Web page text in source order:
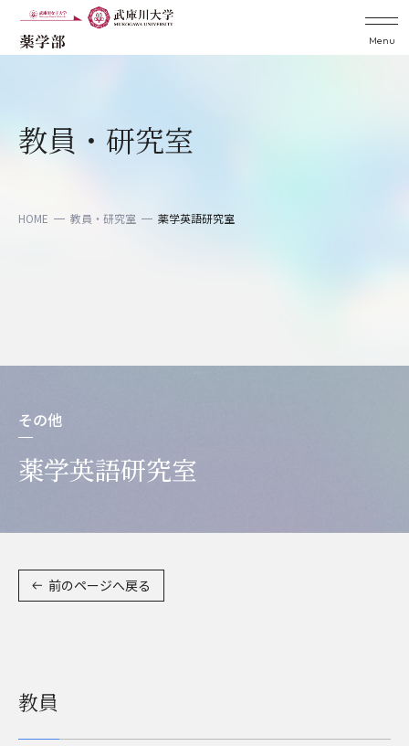
Menu
教員・研究室
HOME 教員・研究室 薬学英語研究室
その他
薬学英語研究室
前のページへ戻る
教員